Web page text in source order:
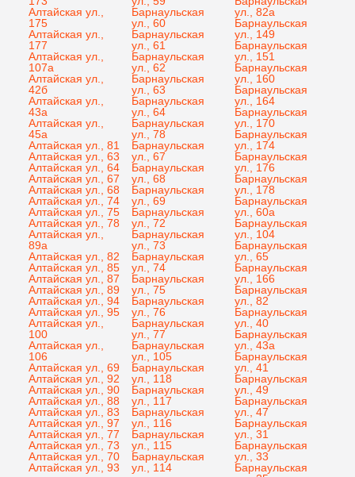
Алтайская ул.,
175
Алтайская ул.,
177
Алтайская ул.,
107а
Алтайская ул.,
42б
Алтайская ул.,
43а
Алтайская ул.,
45а
Алтайская ул., 81
Алтайская ул., 63
Алтайская ул., 64
Алтайская ул., 67
Алтайская ул., 68
Алтайская ул., 74
Алтайская ул., 75
Алтайская ул., 78
Алтайская ул.,
89а
Алтайская ул., 82
Алтайская ул., 85
Алтайская ул., 87
Алтайская ул., 89
Алтайская ул., 94
Алтайская ул., 95
Алтайская ул.,
100
Алтайская ул.,
106
Алтайская ул., 69
Алтайская ул., 92
Алтайская ул., 90
Алтайская ул., 88
Алтайская ул., 83
Алтайская ул., 97
Алтайская ул., 77
Алтайская ул., 73
Алтайская ул., 70
Алтайская ул., 93
Барнаульская
ул., 60
Барнаульская
ул., 61
Барнаульская
ул., 62
Барнаульская
ул., 63
Барнаульская
ул., 64
Барнаульская
ул., 78
Барнаульская
ул., 67
Барнаульская
ул., 68
Барнаульская
ул., 69
Барнаульская
ул., 72
Барнаульская
ул., 73
Барнаульская
ул., 74
Барнаульская
ул., 75
Барнаульская
ул., 76
Барнаульская
ул., 77
Барнаульская
ул., 105
Барнаульская
ул., 118
Барнаульская
ул., 117
Барнаульская
ул., 116
Барнаульская
ул., 115
Барнаульская
ул., 114
ул., 82а
Барнаульская
ул., 149
Барнаульская
ул., 151
Барнаульская
ул., 160
Барнаульская
ул., 164
Барнаульская
ул., 170
Барнаульская
ул., 174
Барнаульская
ул., 176
Барнаульская
ул., 178
Барнаульская
ул., 60а
Барнаульская
ул., 104
Барнаульская
ул., 65
Барнаульская
ул., 166
Барнаульская
ул., 82
Барнаульская
ул., 40
Барнаульская
ул., 43а
Барнаульская
ул., 41
Барнаульская
ул., 49
Барнаульская
ул., 47
Барнаульская
ул., 31
Барнаульская
ул., 33
Барнаульская